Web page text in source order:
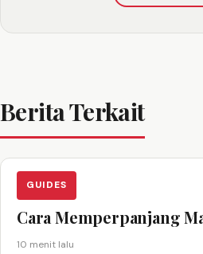
Berita Terkait
GUIDES
Cara Memperpanjang
10 menit lalu